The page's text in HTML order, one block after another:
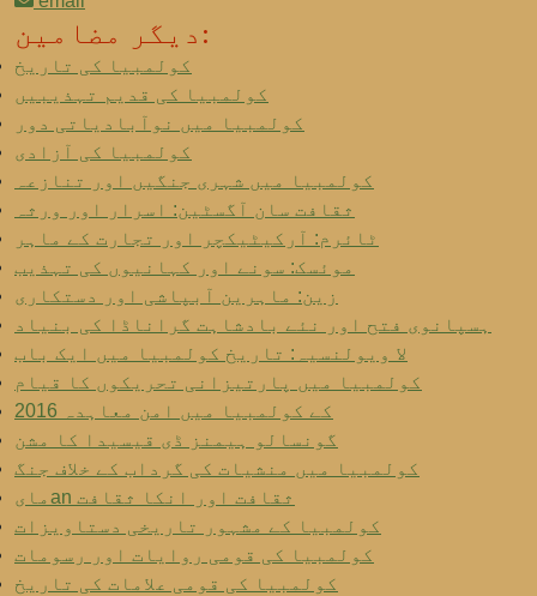
دیگر مضامین:
کولمبیا کی تاریخ
کولمبیا کی قدیم تہذیبیں
کولمبیا میں نوآبادیاتی دور
کولمبیا کی آزادی
کولمبیا میں شہری جنگیں اور تنازعہ
ثقافت سان آگسٹین: اسرار اور ورثہ
ٹائرم: آرکیٹیکچر اور تجارت کے ماہر
موئسک: سونے اور کہانیوں کی تہذیب
زین: ماہرین آبپاشی اور دستکاری
ہسپانوی فتح اور نئے بادشاہت گراناڈا کی بنیاد
لا ویولنسیہ: تاریخ کولمبیا میں ایک باب
کولمبیا میں پارتیزانی تحریکوں کا قیام
2016 کے کولمبیا میں امن معاہدہ
گونسالو ہیمنز ڈی قیسیدا کا مشن
کولمبیا میں منشیات کی گرداب کے خلاف جنگ
مایan ثقافت اور انکا ثقافت
کولمبیا کے مشہور تاریخی دستاویزات
کولمبیا کی قومی روایات اور رسومات
کولمبیا کی قومی علامات کی تاریخ